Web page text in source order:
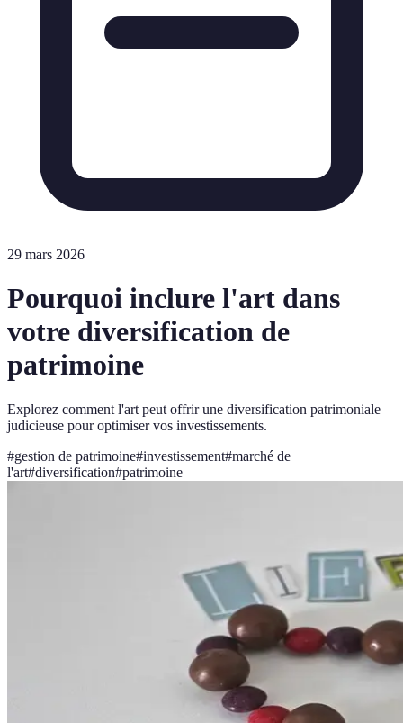
29 mars 2026
Pourquoi inclure l'art dans
votre diversification de
patrimoine
Explorez comment l'art peut offrir une diversification patrimoniale
judicieuse pour optimiser vos investissements.
#gestion de patrimoine#investissement#marché de
l'art#diversification#patrimoine